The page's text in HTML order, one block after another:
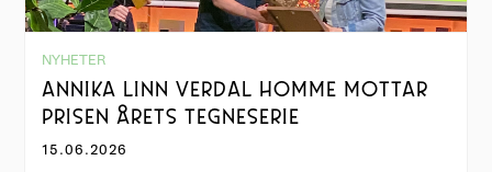
NYHETER
ANNIKA LINN VERDAL HOMME MOTTAR
PRISEN ÅRETS TEGNESERIE
15.06.2026